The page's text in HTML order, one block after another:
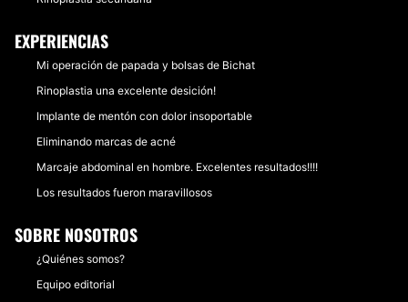
EXPERIENCIAS
Mi operación de papada y bolsas de Bichat
Rinoplastia una excelente desición!
Implante de mentón con dolor insoportable
Eliminando marcas de acné
Marcaje abdominal en hombre. Excelentes resultados!!!!
Los resultados fueron maravillosos
SOBRE NOSOTROS
¿Quiénes somos?
Equipo editorial